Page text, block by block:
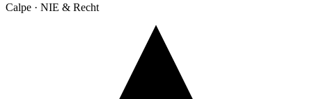
Calpe · NIE & Recht